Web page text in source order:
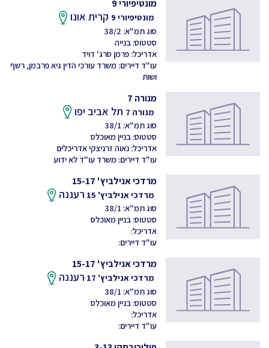
מונטיפיורי 9
מונטיפיורי 9 קרית אונו
סוג תמ"א: 38/2
סטטוס: בנייה
אדריכל: פרמן סרג' דויד
עו"ד דיירים: משרד עורכי הדין גיא פרבמן, רשף
ושות
מנורה 7
מנורה 7 תל אביב יפו
סוג תמ"א: 38/1
סטטוס: בניין מאוכלס
אדריכל: נאוה זרניצקי אדריכלים
עו"ד דיירים: משרד עו"ד לא ידוע
מרדכי אנילביץ' 15-17
מרדכי אנילביץ' 15 רעננה
סוג תמ"א: 38/1
סטטוס: בניין מאוכלס
אדריכל:
עו"ד דיירים:
מרדכי אנילביץ' 15-17
מרדכי אנילביץ' 17 רעננה
סוג תמ"א: 38/1
סטטוס: בניין מאוכלס
אדריכל:
עו"ד דיירים: